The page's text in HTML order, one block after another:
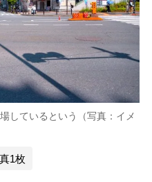
しているという（写真：イメ
1枚